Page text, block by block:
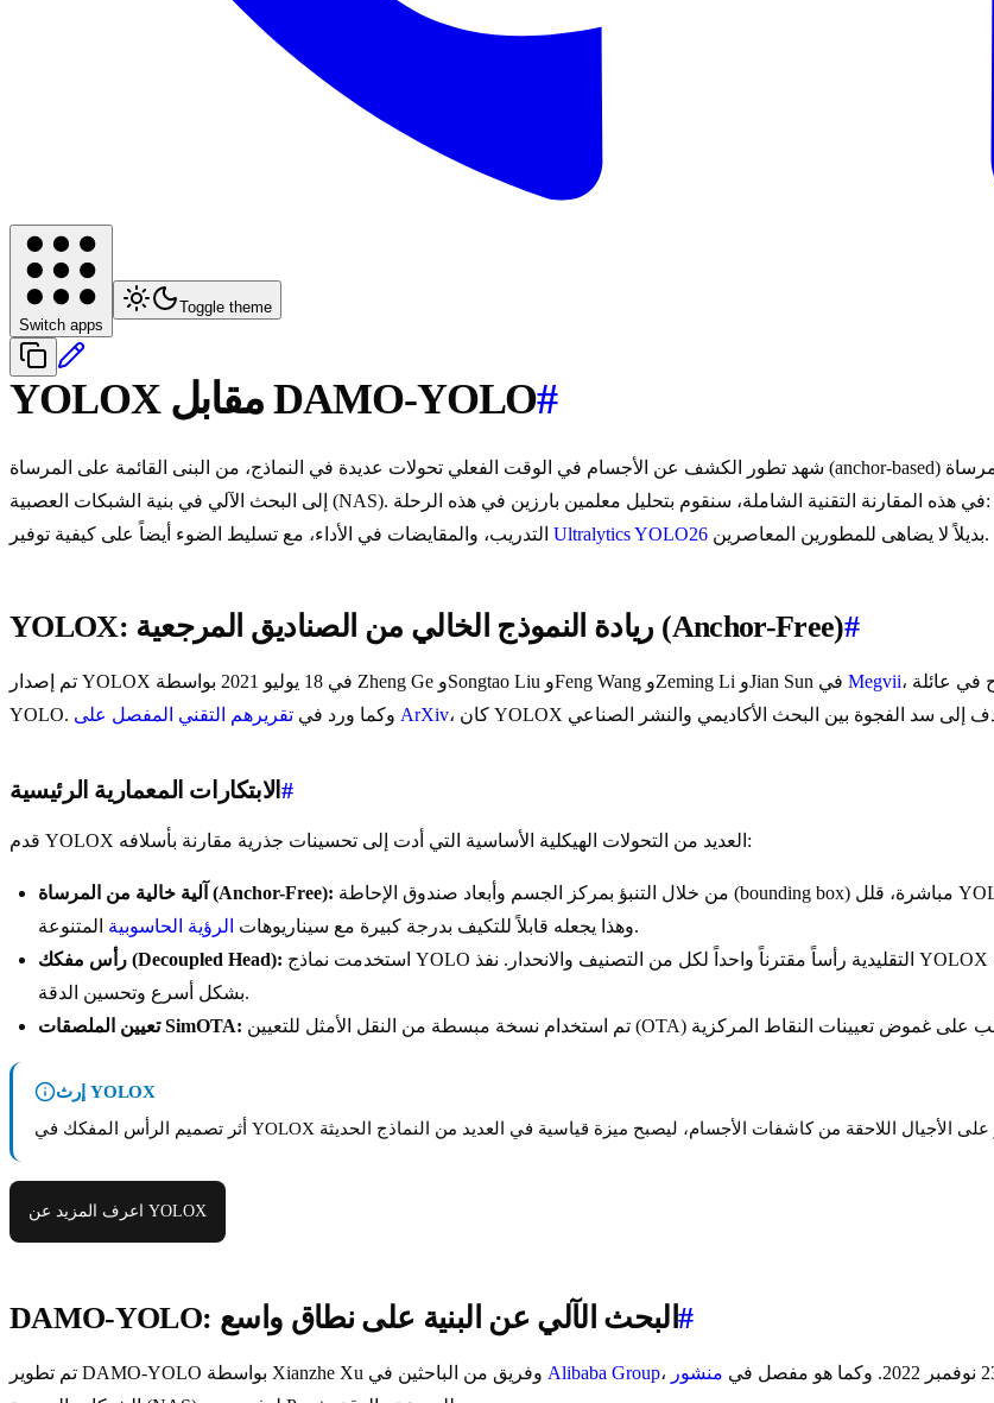
Switch apps
Toggle theme
YOLOX مقابل DAMO-YOLO#
شهد تطور الكشف عن الأجسام في الوقت الفعلي تحولات عديدة في النماذج، من البنى القائمة على المرساة (anchor-based) إلى البنى الخالية من المرساة (anchor-free)، ومن الهياكل الأساسية المصممة يدوياً
إلى البحث الآلي في بنية الشبكات العصبية (NAS). في هذه المقارنة التقنية الشاملة، سنقوم بتحليل معلمين بارزين في هذه الرحلة:
Ultralytics YOLO26 بديلاً لا يضاهى للمطورين المعاصرين.
YOLOX: ريادة النموذج الخالي من الصناديق المرجعية (Anchor-Free)#
Megvii، وقد مثّل نقطة تحول حاسمة من خلال دمج التصميم الخالي من المرساة بنجاح في عائلة
YOLO. وكما ورد في تقريرهم التقني المفصل على ArXiv
الابتكارات المعمارية الرئيسية #
قدم YOLOX العديد من التحولات الهيكلية الأساسية التي أدت إلى تحسينات جذرية مقارنة بأسلافه:
آلية خالية من المرساة (Anchor-Free):
وهذا يجعله قابلاً للتكيف بدرجة كبيرة مع سيناريوهات الرؤية الحاسوبية
المتنوعة.
رأس مفكك (Decoupled Head):
بشكل أسرع وتحسين الدقة.
تعيين الملصقات SimOTA:
إرث YOLOX
اعرف المزيد عن YOLOX
DAMO-YOLO: البحث الآلي عن البنية على نطاق واسع#
Alibaba Group